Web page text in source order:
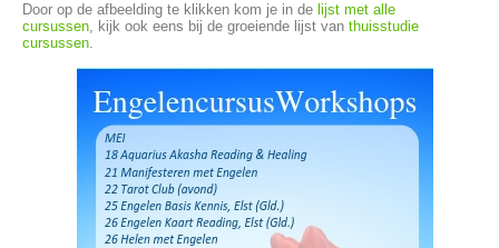
Door op de afbeelding te klikken kom je in de lijst met alle
cursussen, kijk ook eens bij de groeiende lijst van thuisstudie
cursussen.